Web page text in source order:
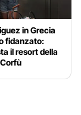
in Grecia
fidanzato:
il resort della